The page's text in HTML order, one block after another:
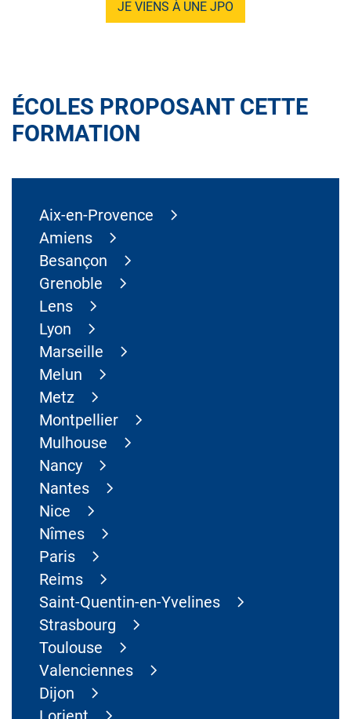
JE VIENS À UNE JPO
ÉCOLES PROPOSANT CETTE
FORMATION
Aix-en-Provence
Amiens
Besançon
Grenoble
Lens
Lyon
Marseille
Melun
Metz
Montpellier
Mulhouse
Nancy
Nantes
Nice
Nîmes
Paris
Reims
Saint-Quentin-en-Yvelines
Strasbourg
Toulouse
Valenciennes
Dijon